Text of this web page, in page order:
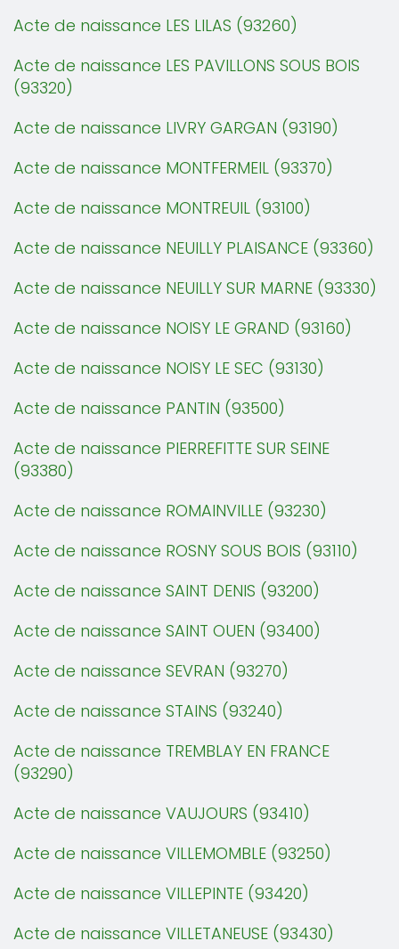
Acte de naissance LES LILAS (93260)
Acte de naissance LES PAVILLONS SOUS BOIS
(93320)
Acte de naissance LIVRY GARGAN (93190)
Acte de naissance MONTFERMEIL (93370)
Acte de naissance MONTREUIL (93100)
Acte de naissance NEUILLY PLAISANCE (93360)
Acte de naissance NEUILLY SUR MARNE (93330)
Acte de naissance NOISY LE GRAND (93160)
Acte de naissance NOISY LE SEC (93130)
Acte de naissance PANTIN (93500)
Acte de naissance PIERREFITTE SUR SEINE
(93380)
Acte de naissance ROMAINVILLE (93230)
Acte de naissance ROSNY SOUS BOIS (93110)
Acte de naissance SAINT DENIS (93200)
Acte de naissance SAINT OUEN (93400)
Acte de naissance SEVRAN (93270)
Acte de naissance STAINS (93240)
Acte de naissance TREMBLAY EN FRANCE
(93290)
Acte de naissance VAUJOURS (93410)
Acte de naissance VILLEMOMBLE (93250)
Acte de naissance VILLEPINTE (93420)
Acte de naissance VILLETANEUSE (93430)